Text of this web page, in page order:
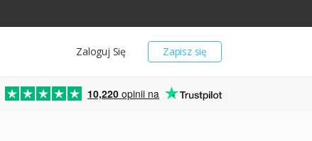
Zapisz się
Zaloguj Się
10,220 opinii na